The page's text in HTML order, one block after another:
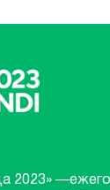
2023»